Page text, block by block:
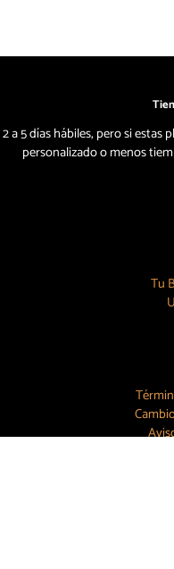
2 a 5 días hábiles, pero si
personalizado o menos
Tu